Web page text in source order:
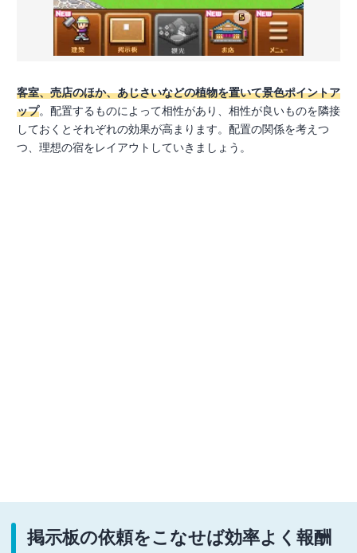
客室、売店のほか、あじさいなどの植物を置いて景色ポイントア
ップ。配置するものによって相性があり、相性が良いものを隣接
しておくとそれぞれの効果が高まります。配置の関係を考えつ
つ、理想の宿をレイアウトしていきましょう。
掲示板の依頼をこなせば効率よく報酬